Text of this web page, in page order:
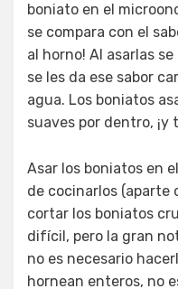
boniato en el
se compara con el
al horno! Al asarlas
se les da ese sabor
agua. Los boniatos
suaves por dentro, ¡y
Asar los boniatos en
de cocinarlos (aparte
cortar los boniatos
difícil, pero la gran
no es necesario
hornean enteros, no